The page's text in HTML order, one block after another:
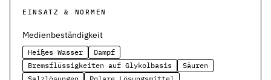
Über HP-Dichtungen
Leistungen
Was wir für Sie tun können
EINSATZ & NORMEN
Medienbeständigkeit
Heißes Wasser
Dampf
Bremsflüssigkeiten auf Glykolbasis
Säuren